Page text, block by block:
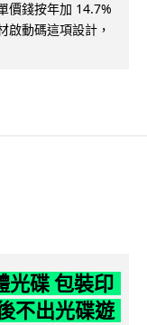
價錢按年加 14.7%
啟動碼這項設計，
光碟 包裝印
不出光碟遊